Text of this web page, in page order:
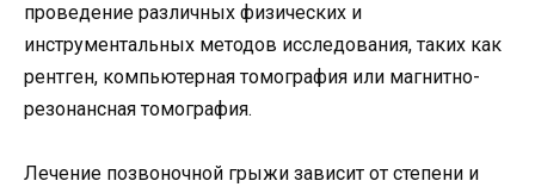
проведение различных физических и
инструментальных методов исследования, таких как
рентген, компьютерная томография или магнитно-
резонансная томография.
Лечение позвоночной грыжи зависит от степени и